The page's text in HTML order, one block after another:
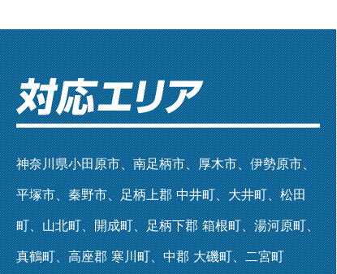
神奈川県小田原市、南足柄市、厚木市、伊勢原市、
平塚市、秦野市、足柄上郡 中井町、大井町、松田
町、山北町、開成町、足柄下郡 箱根町、湯河原町、
真鶴町、高座郡 寒川町、中郡 大磯町、二宮町